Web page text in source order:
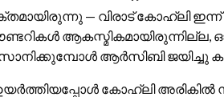
— വിരാട് കോഹ്‌ലി
ആർ‌സി‌ബി ജയിച്ചു
ഉയർത്തിയപ്പോൾ കോഹ്‌ലി